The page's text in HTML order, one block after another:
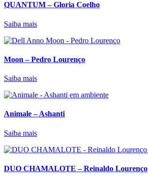
QUANTUM – Gloria Coelho
Saiba mais
Moon – Pedro Lourenço
Saiba mais
Animale – Ashanti
Saiba mais
DUO CHAMALOTE – Reinaldo Lourenço